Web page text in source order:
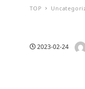
TOP
投稿日
2023-02-24 著